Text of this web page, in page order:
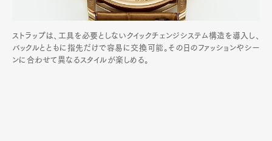
ストラップは、工具を必要としないクイックチェンジシステム構造を導入し、
バックルとともに指先だけで容易に交換可能。その日のファッションやシー
ンに合わせて異なるスタイルが楽しめる。